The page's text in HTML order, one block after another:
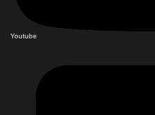
Youtube